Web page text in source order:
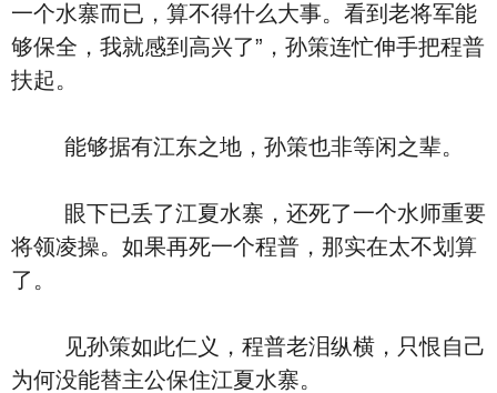
一个水寨而已，算不得什么大事。看到老将军能
够保全，我就感到高兴了”，孙策连忙伸手把程普
扶起。
能够据有江东之地，孙策也非等闲之辈。
眼下已丢了江夏水寨，还死了一个水师重要
将领凌操。如果再死一个程普，那实在太不划算
了。
见孙策如此仁义，程普老泪纵横，只恨自己
为何没能替主公保住江夏水寨。